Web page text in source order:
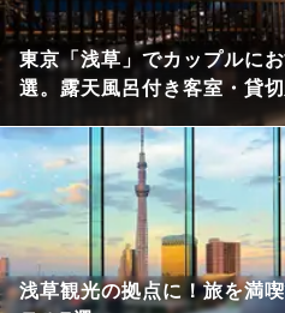
東京「浅草」でカップルに
選。露天風呂付き客室・貸
浅草観光の拠点に！旅を満